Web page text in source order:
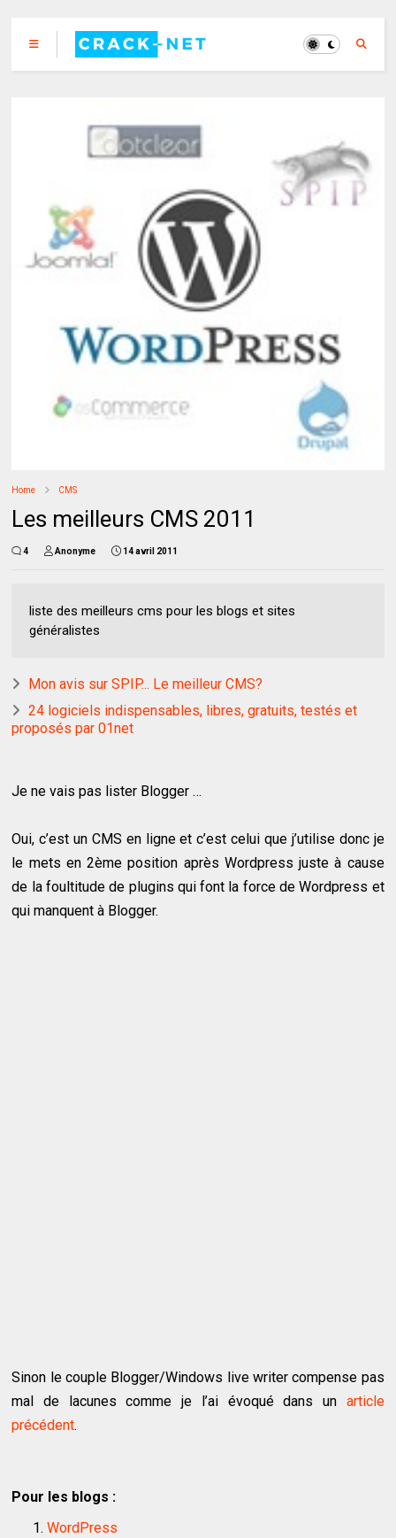
Home CMS
Les meilleurs CMS 2011
4 Anonyme 14 avril 2011
liste des meilleurs cms pour les blogs et sites
généralistes
Mon avis sur SPIP... Le meilleur CMS?
24 logiciels indispensables, libres, gratuits, testés et
proposés par 01net
Je ne vais pas lister Blogger …
Oui, c’est un CMS en ligne et c’est celui que j’utilise donc je
le mets en 2ème position après Wordpress juste à cause
de la foultitude de plugins qui font la force de Wordpress et
qui manquent à Blogger.
Sinon le couple Blogger/Windows live writer compense pas
mal de lacunes comme je l’ai évoqué dans un article
précédent.
Pour les blogs :
WordPress